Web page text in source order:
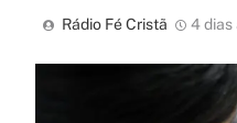
Rádio Fé Cristã 4 dias